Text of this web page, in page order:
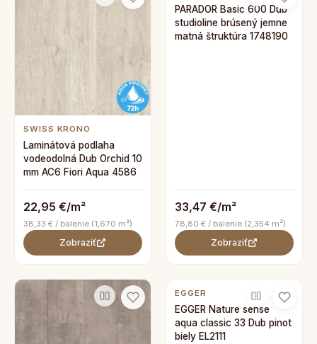
SWISS KRONO
Laminátová podlaha
vodeodolná Dub Orchid 10
mm AC6 Fiori Aqua 4586
22,95 €/m²
38,33 € / balenie (1,670 m²)
Zobraziť
PARADOR Basic 600 Dub
studioline brúsený jemne
matná štruktúra 1748190
33,47 €/m²
78,80 € / balenie (2,354 m²)
Zobraziť
EGGER
EGGER Nature sense
aqua classic 33 Dub pinot
biely EL2111